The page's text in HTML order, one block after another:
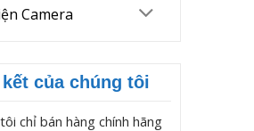
Camera
kết của chúng tôi
chỉ bán hàng chính hãng